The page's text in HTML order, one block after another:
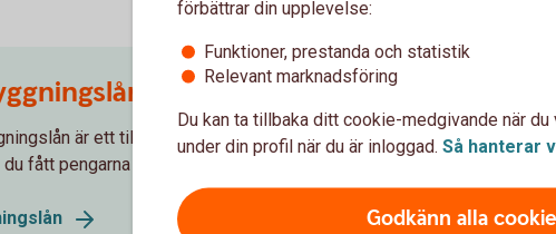
är ett tillfälligt lån för att betala din nya
fått pengarna för din gamla.
förbättrar din upplevelse:
Funktioner, prestanda och statistik
Relevant marknadsföring
Du kan ta tillbaka ditt cookie-medgivande när
under din profil när du är inloggad. Så hanterar
Godkänn alla